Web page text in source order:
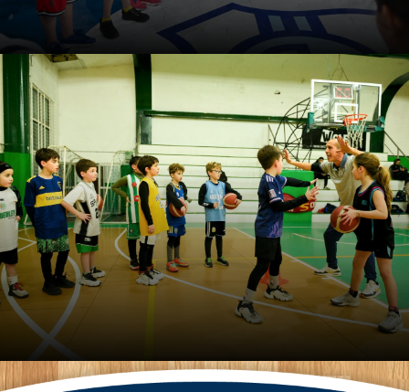
Asesoramiento para clubes,
escuelas y academias de
básquet
El equipo de LG Básquet abre la inscripción para hacer,
durante un año, un seguimiento personalizado de
instituciones deportivas. Los cupos son ultra limitados.
Curso: Modelos de enseñanza